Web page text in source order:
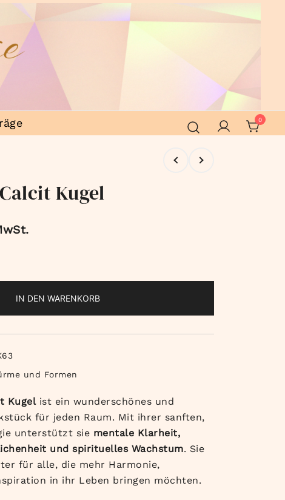
0
Kugel
IN DEN WARENKORB
und Formen
Kugelist ein wunderschönes und
für jeden Raum. Mit ihrer sanften,
unterstützt sie mentale Klarheit,
und spirituelles Wachstum. Sie
für alle, die mehr Harmonie,
in ihr Leben bringen möchten.